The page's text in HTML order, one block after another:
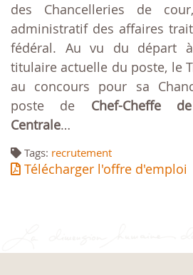
des Chancelleries de
administratif des affaires
fédéral. Au vu du départ
titulaire actuelle du poste, le
au concours pour sa
poste de Chef-Cheffe
Centrale…
Tags: recrutement
Télécharger l'offre d'emploi